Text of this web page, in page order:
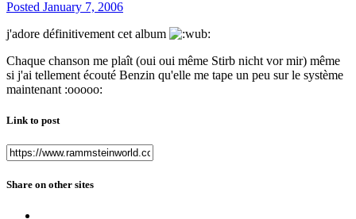
Posted January 7, 2006
j'adore définitivement cet album
Chaque chanson me plaît (oui oui même Stirb nicht vor mir) même
si j'ai tellement écouté Benzin qu'elle me tape un peu sur le système
maintenant :ooooo:
Link to post
Share on other sites